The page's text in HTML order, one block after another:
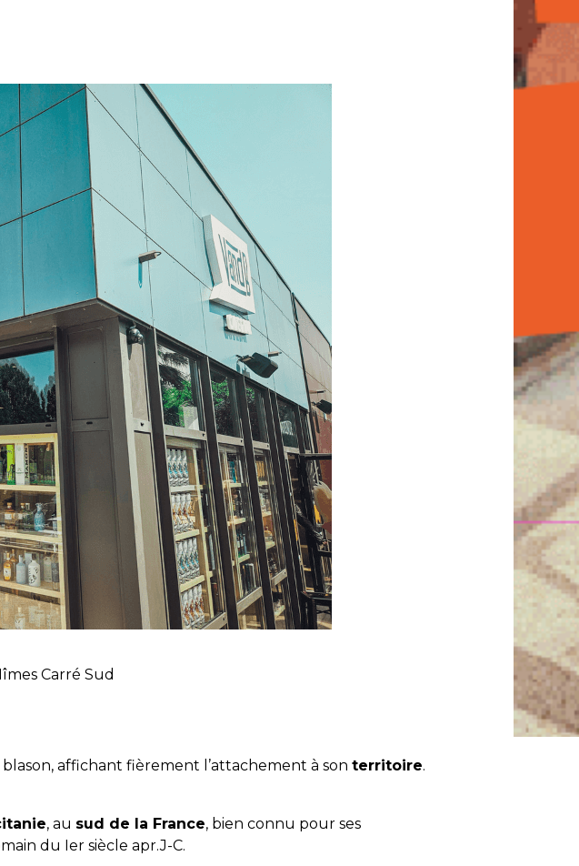
Carré Sud
affichant fièrement l’attachement à son territoire.
, au sud de la France, bien connu pour ses
du Ier siècle apr.J-C.